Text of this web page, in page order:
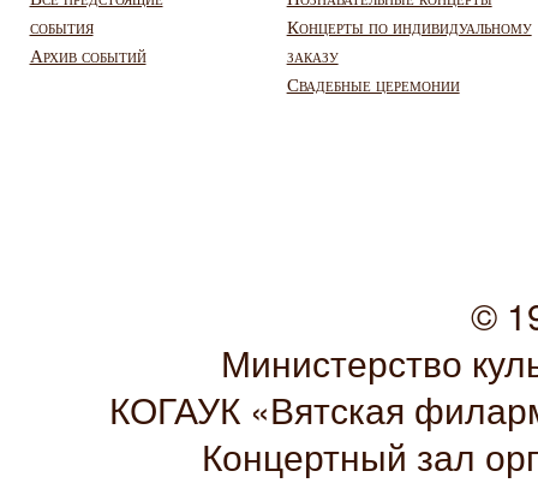
события
Архив событий
Концерты по индивидуальному
заказу
Свадебные церемонии
©
Министерство
КОГАУК «Вятская
Концертный зал